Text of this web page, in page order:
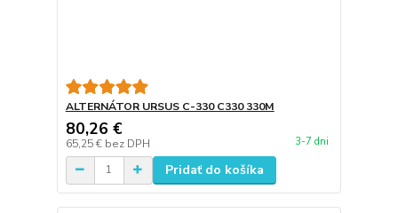
ALTERNÁTOR URSUS C-330 C330 330M
80,26 €
65,25 € bez DPH 3-7 dni
Pridať do košíka